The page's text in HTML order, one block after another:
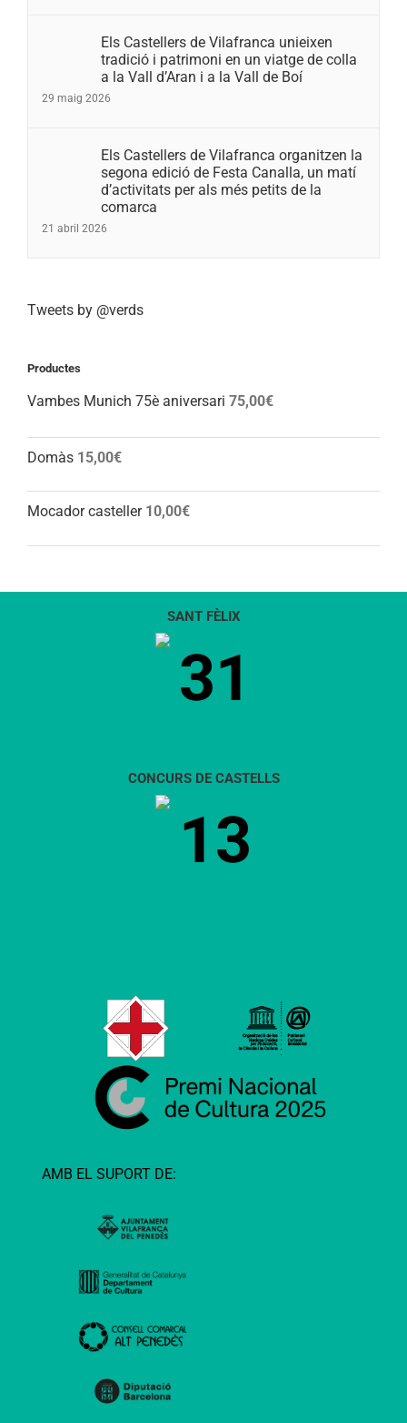
Els Castellers de Vilafranca unieixen
tradició i patrimoni en un viatge de colla
a la Vall d’Aran i a la Vall de Boí
29 maig 2026
Els Castellers de Vilafranca organitzen la
segona edició de Festa Canalla, un matí
d’activitats per als més petits de la
comarca
21 abril 2026
Tweets by @verds
Productes
Vambes Munich 75è aniversari 75,00€
Domàs 15,00€
Mocador casteller 10,00€
SANT FÈLIX
31
CONCURS DE CASTELLS
13
AMB EL SUPORT DE: